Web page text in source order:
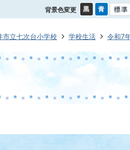
背景色変更
市立七次台小学校 学校生活 令和7